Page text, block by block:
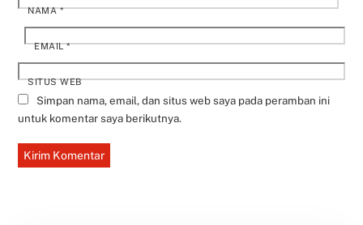
NAMA*
EMAIL*
SITUS WEB
Simpan nama, email, dan situs web saya pada peramban ini
untuk komentar saya berikutnya.